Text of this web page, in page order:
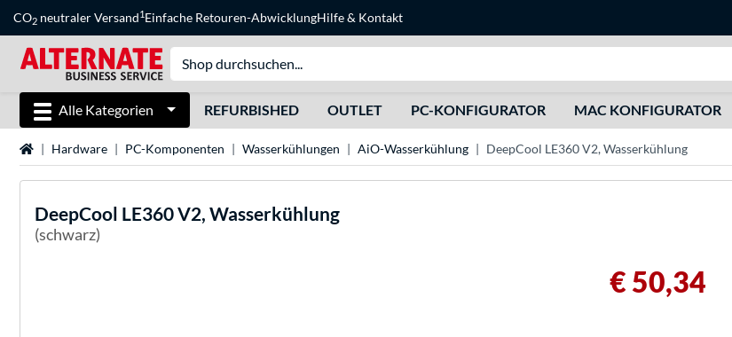
CO2 neutraler Versand1Einfache Retouren-AbwicklungHilfe& Kontakt
Alle Kategorien REFURBISHED OUTLET PC-KONFIGURATOR MAC KONFIGURATOR
StartseiteHardware PC-Komponenten Wasserkühlungen AiO-Wasserkühlung DeepCool LE360 V2, Wasserkühlung
DeepCool LE360 V2, Wasserkühlung
(schwarz)
€ 50,34